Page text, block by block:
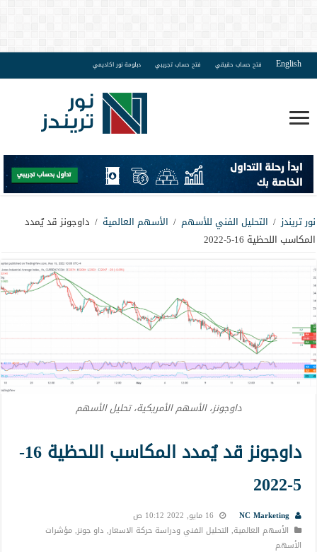
English فتح حساب حقيقي فتح حساب تجريبي دبلومة نور اكاديمي
نور تريندز / التحليل الفني للأسهم / الأسهم العالمية / داوجونز قد يٌمدد
المكاسب اللحظية 16-5-2022
داوجونز، الأسهم الأمريكية، تحليل الأسهم
داوجونز قد يٌمدد المكاسب اللحظية 16-
5-2022
NC Marketing
16 مايو, 2022 10:12 ص
الأسهم العالمية, التحليل الفني ودراسة حركة الاسعار, داو جونز,مؤشرات
الأسهم